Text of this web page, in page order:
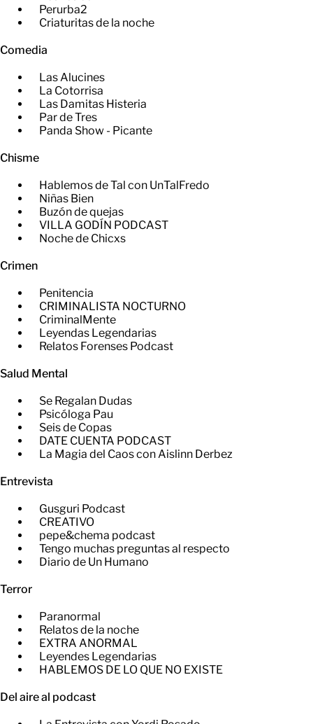
Perurba2
Criaturitas de la noche
Comedia
Las Alucines
La Cotorrisa
Las Damitas Histeria
Par de Tres
Panda Show - Picante
Chisme
Hablemos de Tal con UnTalFredo
Niñas Bien
Buzón de quejas
VILLA GODÍN PODCAST
Noche de Chicxs
Crimen
Penitencia
CRIMINALISTA NOCTURNO
CriminalMente
Leyendas Legendarias
Relatos Forenses Podcast
Salud Mental
Se Regalan Dudas
Psicóloga Pau
Seis de Copas
DATE CUENTA PODCAST
La Magia del Caos con Aislinn Derbez
Entrevista
Gusguri Podcast
CREATIVO
pepe&chema podcast
Tengo muchas preguntas al respecto
Diario de Un Humano
Terror
Paranormal
Relatos de la noche
EXTRA ANORMAL
Leyendes Legendarias
HABLEMOS DE LO QUE NO EXISTE
Del aire al podcast